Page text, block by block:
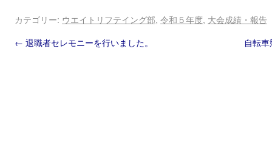
カテゴリー: ウエイトリフテイング部, 令和５年度, 大会成績・報告
← 退職者セレモニーを行いました。 自転